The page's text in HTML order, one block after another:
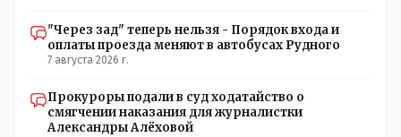
"Через зад" теперь нельзя - Порядок входа и
оплаты проезда меняют в автобусах Рудного
7 августа 2026 г.
Прокуроры подали в суд ходатайство о
смягчении наказания для журналистки
Александры Алёховой